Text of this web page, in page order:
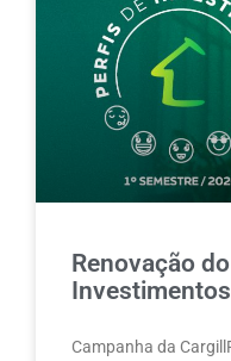
Renovação
Campanha da